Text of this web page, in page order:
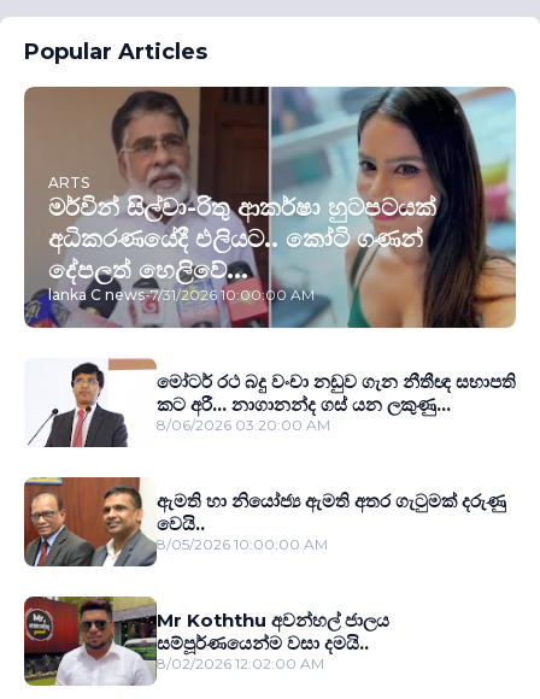
Popular Articles
ARTS
මර්වින් සිල්වා-රිතු ආකර්ෂා හුටපටයක්
අධිකරණයේදී එලියට.. කෝටි ගණන්
දේපලත් හෙලිවේ...
lanka C news-7/31/2026 10:00:00 AM
මෝටර් රථ බදු වංචා නඩුව ගැන නීතීඥ සභාපති
කට අරී... නාගානන්ද ගස් යන ලකුණු...
8/06/2026 03:20:00 AM
ඇමති හා නියෝජ්‍ය ඇමති අතර ගැටුමක් දරුණු
වෙයි..
8/05/2026 10:00:00 AM
Mr Koththu අවන්හල් ජාලය
සම්පූර්ණයෙන්ම වසා දමයි..
8/02/2026 12:02:00 AM